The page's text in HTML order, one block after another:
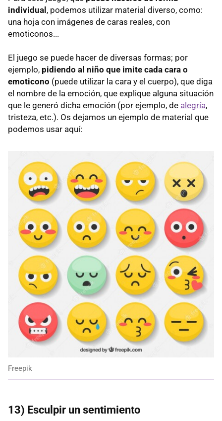
individual, podemos utilizar material diverso, como:
una hoja con imágenes de caras reales, con
emoticonos...
El juego se puede hacer de diversas formas; por
ejemplo, pidiendo al niño que imite cada cara o
emoticono (puede utilizar la cara y el cuerpo), que diga
el nombre de la emoción, que explique alguna situación
que le generó dicha emoción (por ejemplo, de alegría,
tristeza, etc.). Os dejamos un ejemplo de material que
podemos usar aquí:
Freepik
13) Esculpir un sentimiento